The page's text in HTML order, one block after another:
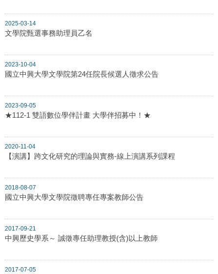
2025-03-14
文學院甄選事務助理員乙名
2023-10-04
國立中興大學文學院第24任院長候選人徵求公告
2023-09-05
★112-1 雙語數位學伴計畫 大學伴招募中！★
2020-11-04
【演講】跨文化研究的理論與實務-線上演講系列課程
2018-08-07
國立中興大學文學院徵聘專任專案教師公告
2017-09-21
中興歷史學系～ 誠徵專任助理教授(含)以上教師
2017-07-05